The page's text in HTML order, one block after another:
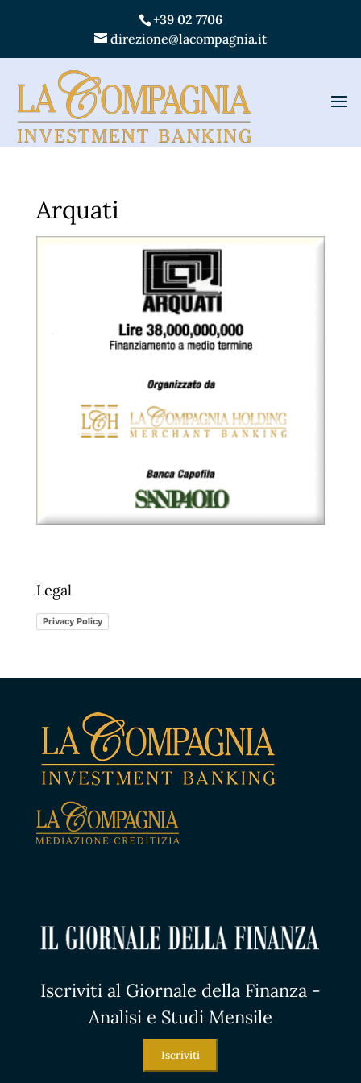
+39 02 7706
direzione@lacompagnia.it
Arquati
Legal
Privacy Policy
Iscriviti al Giornale della Finanza -
Analisi e Studi Mensile
Iscriviti